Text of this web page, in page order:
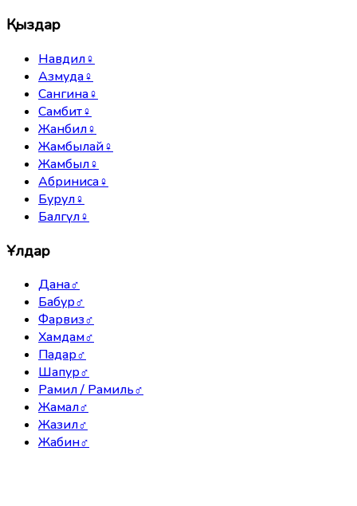
Қыздар
Навдил♀
Азмуда♀
Сангина♀
Самбит♀
Жанбил♀
Жамбылай♀
Жамбыл♀
Абриниса♀
Бурул♀
Балгүл♀
Ұлдар
Дана♂
Бабур♂
Фарвиз♂
Хамдам♂
Падар♂
Шапур♂
Рамил / Рамиль♂
Жамал♂
Жазил♂
Жабин♂